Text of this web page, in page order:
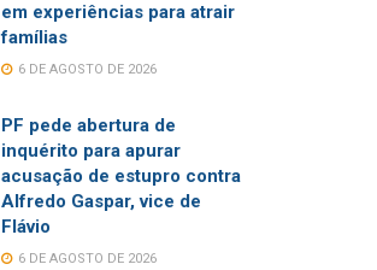
em experiências para atrair
famílias
6 DE AGOSTO DE 2026
PF pede abertura de
inquérito para apurar
acusação de estupro contra
Alfredo Gaspar, vice de
Flávio
6 DE AGOSTO DE 2026